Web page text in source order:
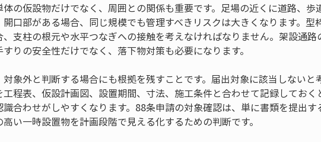
の仮設物だけでなく、周囲との関係も重要です。足場の近くに道路、歩
口部がある場合、同じ規模でも管理すべきリスクは大きくなります。型
支柱の根元や水平つなぎへの接触を考えなければなりません。架設通路
りの安全性だけでなく、落下物対策も必要になります。
象外と判断する場合にも根拠を残すことです。届出対象に該当しないと
程表、仮設計画図、設置期間、寸法、施工条件と合わせて記録しておく
合わせがしやすくなります。88条申請の対象確認は、単に書類を提出す
い一時設置物を計画段階で見える化するための判断です。